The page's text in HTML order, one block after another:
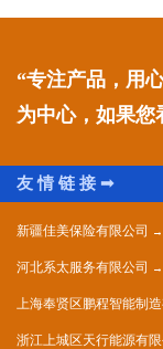
“专注产品，用
为中心，如果您
新疆佳美保险有限公司
河北系太服务有限公司
上海奉贤区鹏程智能制造
浙江上城区天行能源有限